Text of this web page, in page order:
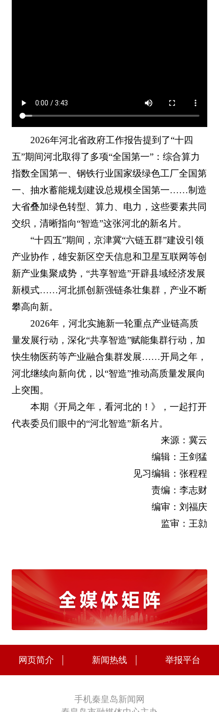
2026年河北省政府工作报告提到了“十四
五”期间河北取得了多项“全国第一”：综合算力
指数全国第一、钢铁行业国家级绿色工厂全国第
一、抽水蓄能规划建设总规模全国第一……制造
大省叠加绿色转型、算力、电力，这些要素共同
交织，清晰指向“智造”这张河北的新名片。
“十四五”期间，京津冀“六链五群”建设引领
产业协作，雄安新区空天信息和卫星互联网等创
新产业集聚成势，“共享智造”开辟县域经济发展
新模式……河北抓创新强链条壮集群，产业不断
攀高向新。
2026年，河北实施新一轮重点产业链高质
量发展行动，深化“共享智造”赋能集群行动，加
快生物医药等产业融合集群发展……开局之年，
河北继续向新向优，以“智造”推动高质量发展向
上突围。
本期《开局之年，看河北的！》，一起打开
代表委员们眼中的“河北智造”新名片。
来源：冀云
编辑：王剑猛
见习编辑：张程程
责编：李志财
编审：刘福庆
监审：王勍
网页简介 新闻热线 举报平台
手机秦皇岛新闻网